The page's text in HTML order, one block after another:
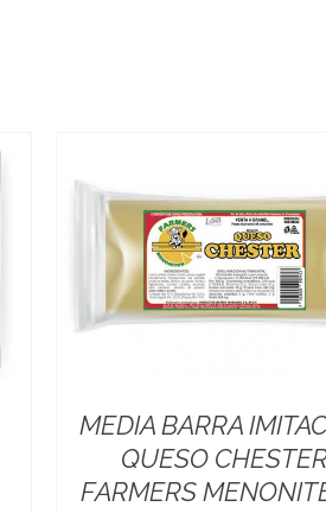
MEDIA BARRA
QUESO
FARMERS